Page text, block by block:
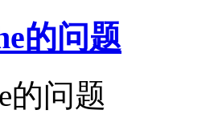
的问题
的问题